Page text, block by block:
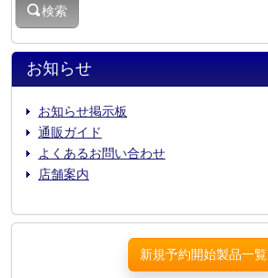
お知らせ
お知らせ掲示板
通販ガイド
よくあるお問い合わせ
店舗案内
検索
新規予約開始製品一覧